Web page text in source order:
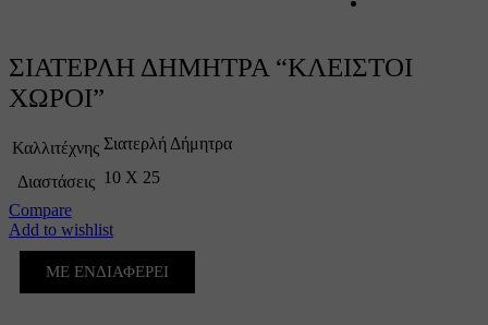
ΣΙΑΤΕΡΛΗ ΔΗΜΗΤΡΑ “ΚΛΕΙΣΤΟΙ
ΧΩΡΟΙ”
Καλλιτέχνης Σιατερλή Δήμητρα
Διαστάσεις 10 X 25
Compare
Add to wishlist
ΜΕ ΕΝΔΙΑΦΕΡΕΙ